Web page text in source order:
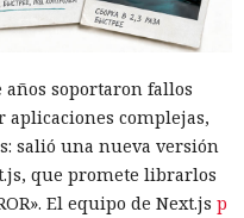
soportaron fallos
aplicaciones complejas,
salió una nueva versión
que promete librarlos
El equipo de Next.js p